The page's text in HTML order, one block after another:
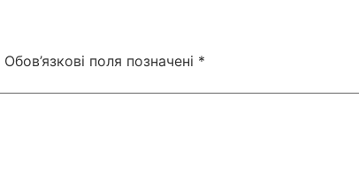
Обов’язкові поля позначені *